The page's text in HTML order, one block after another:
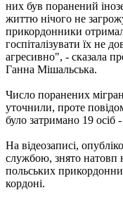
них був поранений
життю нічого не
прикордонники
госпіталізувати їх не
агресивно", - сказала
Ганна Мішальська.
Число поранених
уточнили, проте
було затримано 19 осіб
На відеозаписі,
службою, знято натовп
польських
кордоні.